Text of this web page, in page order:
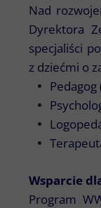
Nad
Dyrektora
specjaliści
z dziećmi o
Wsparcie
Program